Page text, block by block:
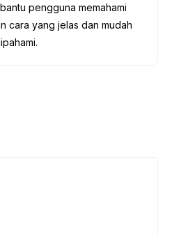
pengguna memahami
cara yang jelas dan mudah